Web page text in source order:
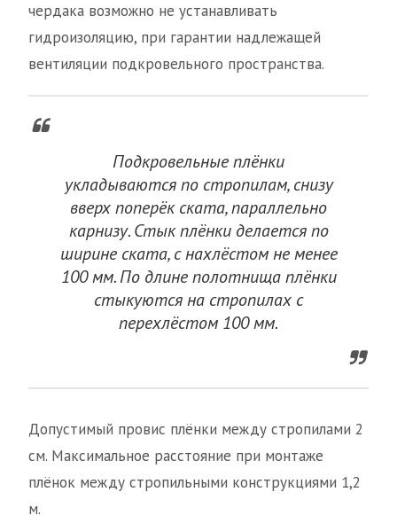
чердака возможно не устанавливать
гидроизоляцию, при гарантии надлежащей
вентиляции подкровельного пространства.
Подкровельные плёнки
укладываются по стропилам, снизу
вверх поперёк ската, параллельно
карнизу. Стык плёнки делается по
ширине ската, с нахлёстом не менее
100 мм. По длине полотнища плёнки
стыкуются на стропилах с
перехлёстом 100 мм.
Допустимый провис плёнки между стропилами 2
см. Максимальное расстояние при монтаже
плёнок между стропильными конструкциями 1,2
м.